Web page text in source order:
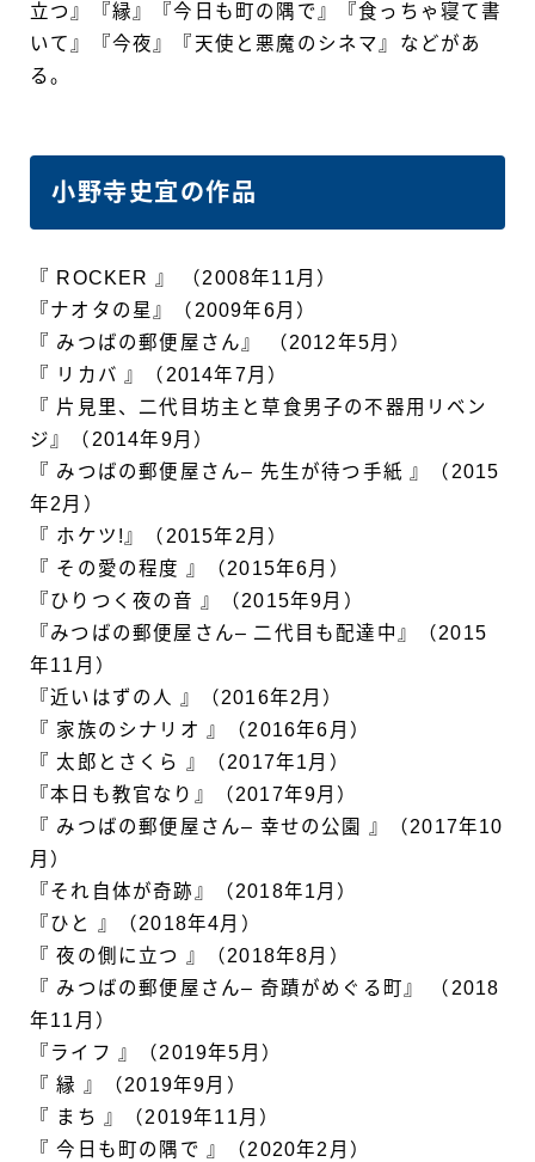
立つ』『縁』『今日も町の隅で』『食っちゃ寝て書
いて』『今夜』『天使と悪魔のシネマ』などがあ
る。
小野寺史宜の作品
『 ROCKER 』 （2008年11月）
『ナオタの星』（2009年6月）
『 みつばの郵便屋さん』 （2012年5月）
『 リカバ 』（2014年7月）
『 片見里、二代目坊主と草食男子の不器用リベン
ジ』（2014年9月）
『 みつばの郵便屋さん– 先生が待つ手紙 』（2015
年2月）
『 ホケツ!』（2015年2月）
『 その愛の程度 』（2015年6月）
『ひりつく夜の音 』（2015年9月）
『みつばの郵便屋さん– 二代目も配達中』（2015
年11月）
『近いはずの人 』（2016年2月）
『 家族のシナリオ 』（2016年6月）
『 太郎とさくら 』（2017年1月）
『本日も教官なり』（2017年9月）
『 みつばの郵便屋さん– 幸せの公園 』（2017年10
月）
『それ自体が奇跡』（2018年1月）
『ひと 』（2018年4月）
『 夜の側に立つ 』（2018年8月）
『 みつばの郵便屋さん– 奇蹟がめぐる町』 （2018
年11月）
『ライフ 』（2019年5月）
『 縁 』（2019年9月）
『 まち 』（2019年11月）
『 今日も町の隅で 』（2020年2月）